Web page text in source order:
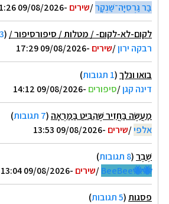
בַּר גַּרְסִיָּה־שַׁנְקָר/שירים -09/08/2026 21:26
לקום-לא-לקום- / מטלות / סיפורסיפור / (3 תגובות
רבקה ירון/שירים -09/08/2026 17:29
בואו ונלך(1 תגובות
)
דינה קגן/סיפורים -09/08/2026 14:12
מַעֲשֶׂה בַּחֲזִיר שֶׁהִבִּיט בַּמַּרְאָה (7 תגובות
)
אלפי/שירים -09/08/2026 13:53
שֶׁבֶר(8 תגובות
)
🐝🐝BeeBee
/שירים -09/08/2026 13:04
פסגות(5 תגובות
)